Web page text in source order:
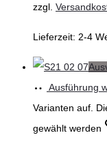
zzgl.
Lieferzeit: 2-4
Ausführung
Varianten auf.
gewählt werden